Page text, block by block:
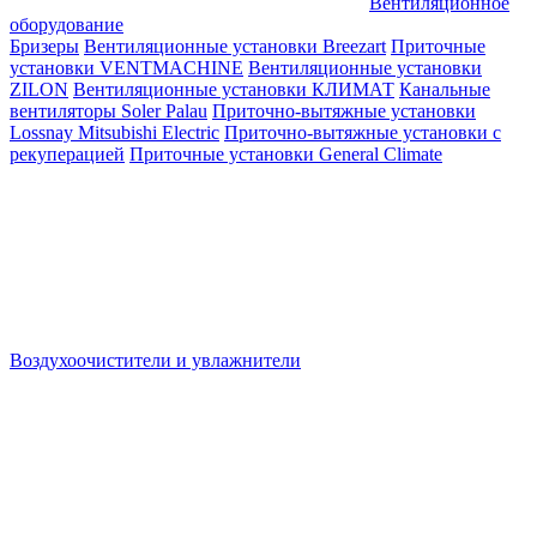
оборудование
Бризеры Вентиляционные установки Breezart Приточные
установки VENTMACHINE Вентиляционные установки
ZILON Вентиляционные установки КЛИМАТ Канальные
вентиляторы Soler Palau Приточно-вытяжные установки
Lossnay Mitsubishi Electric Приточно-вытяжные установки с
рекуперацией Приточные установки General Climate
Воздухоочистители и увлажнители